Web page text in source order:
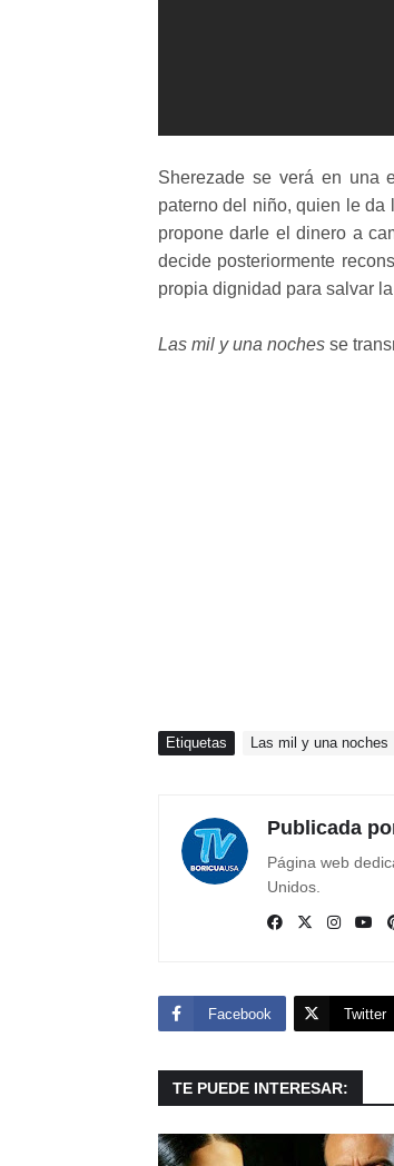
Sherezade se verá en una
paterno del niño, quien le da
propone darle el dinero a
decide posteriormente
propia dignidad para salvar
Las mil y una noches se
Etiquetas Las mil y una noches
Publicada
Página web
Unidos.
Facebook Twitter
TE PUEDE INTERESAR: